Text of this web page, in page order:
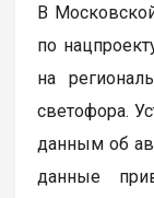
В
по
на
светофора.
данным об
данные